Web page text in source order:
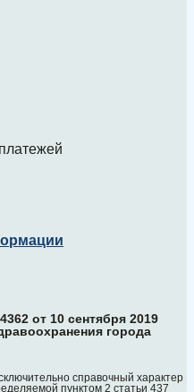
от 10 сентября 2019
города
справочный характер
пунктом 2 статьи 437